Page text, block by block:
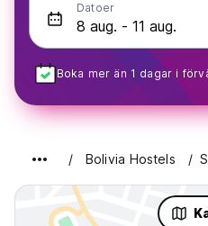
Datoer
Boka mer än 1 dagar i
Bolivia Hostels